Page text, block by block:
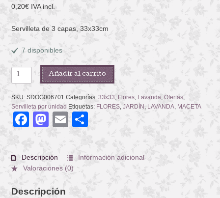
0,20€ IVA incl.
Servilleta de 3 capas, 33x33cm
7 disponibles
SCENT
OF
LAVANDER
cantidad
Añadir al carrito
SKU: SDOG006701 Categorías: 33x33 Flores, Lavanda Ofertas,
Servilleta por unidad Etiquetas: FLORES, JARDÍN LAVANDA, MACETA
Facebook
Mastodon
Email
Descripción
Información adicional
Valoraciones (0)
Descripción